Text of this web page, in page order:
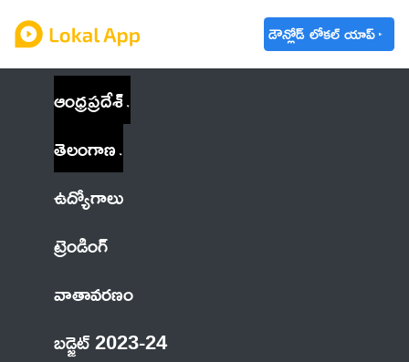
డౌన్లోడ్ లోకల్ యాప్
ఆంధ్రప్రదేశ్
తెలంగాణ
ఉద్యోగాలు
ట్రెండింగ్
వాతావరణం
బడ్జెట్ 2023-24